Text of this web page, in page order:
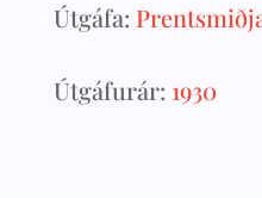
Útgáfa:
Útgáfurár: 1930